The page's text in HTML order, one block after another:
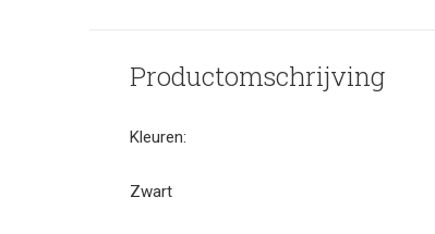
Productomschrijving
Kleuren:
Zwart